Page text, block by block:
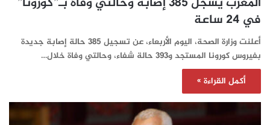
في 24 ساعة‎‎‎
أعلنت وزارة الصحة، اليوم الأربعاء، عن تسجيل 385 حالة إصابة جديدة
بفيروس كورونا المستجد و393 حالة شفاء، وحالتي وفاة خلال…
أكمل القراءة »